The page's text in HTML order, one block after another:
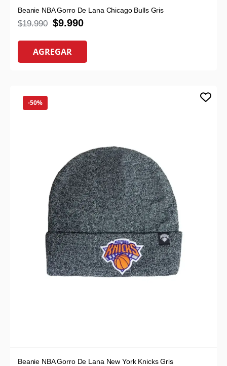
Beanie NBA Gorro De Lana Chicago Bulls Gris
$19.990 $9.990
AGREGAR
-50%
Beanie NBA Gorro De Lana New York Knicks Gris